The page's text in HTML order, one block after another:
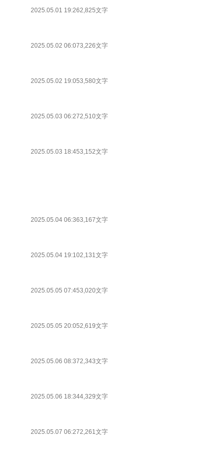
2025.05.01 19:262,825文字
2025.05.02 06:073,226文字
2025.05.02 19:053,580文字
2025.05.03 06:272,510文字
2025.05.03 18:453,152文字
2025.05.04 06:363,167文字
2025.05.04 19:102,131文字
2025.05.05 07:453,020文字
2025.05.05 20:052,619文字
2025.05.06 08:372,343文字
2025.05.06 18:344,329文字
2025.05.07 06:272,261文字